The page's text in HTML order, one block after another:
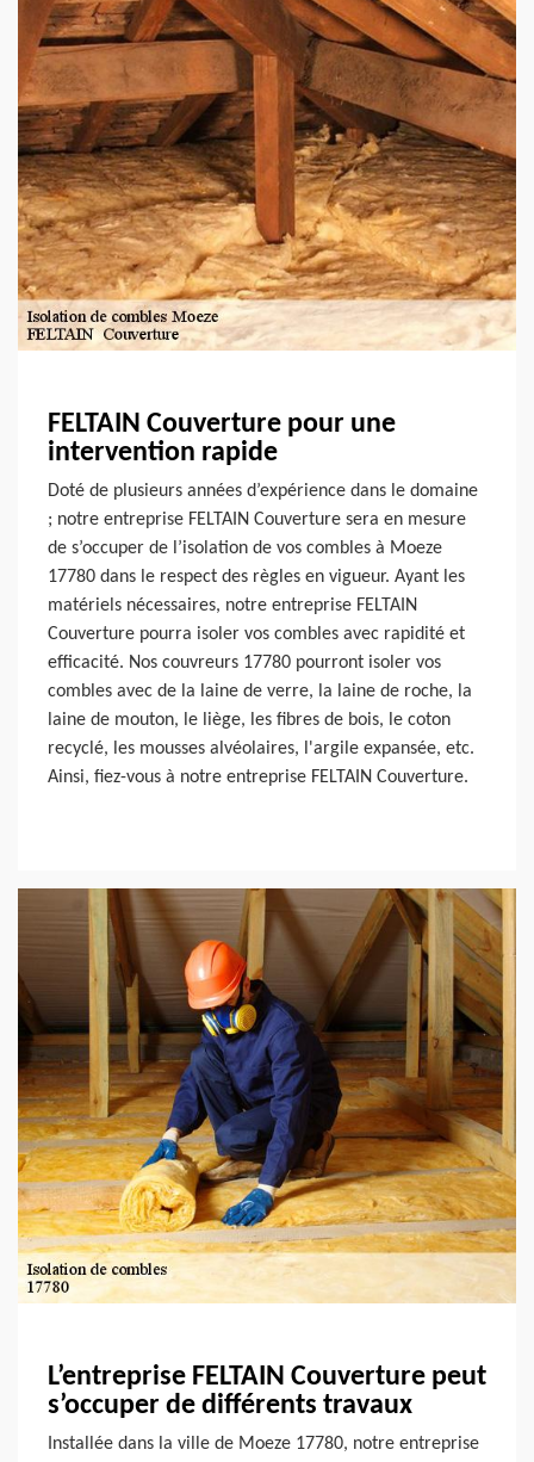
FELTAIN Couverture pour une
intervention rapide
Doté de plusieurs années d’expérience dans le domaine
; notre entreprise FELTAIN Couverture sera en mesure
de s’occuper de l’isolation de vos combles à Moeze
17780 dans le respect des règles en vigueur. Ayant les
matériels nécessaires, notre entreprise FELTAIN
Couverture pourra isoler vos combles avec rapidité et
efficacité. Nos couvreurs 17780 pourront isoler vos
combles avec de la laine de verre, la laine de roche, la
laine de mouton, le liège, les fibres de bois, le coton
recyclé, les mousses alvéolaires, l'argile expansée, etc.
Ainsi, fiez-vous à notre entreprise FELTAIN Couverture.
L’entreprise FELTAIN Couverture peut
s’occuper de différents travaux
Installée dans la ville de Moeze 17780, notre entreprise